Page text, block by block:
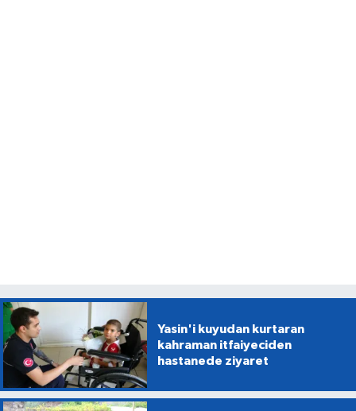
Yasin'i kuyudan kurtaran
kahraman itfaiyeciden
hastanede ziyaret